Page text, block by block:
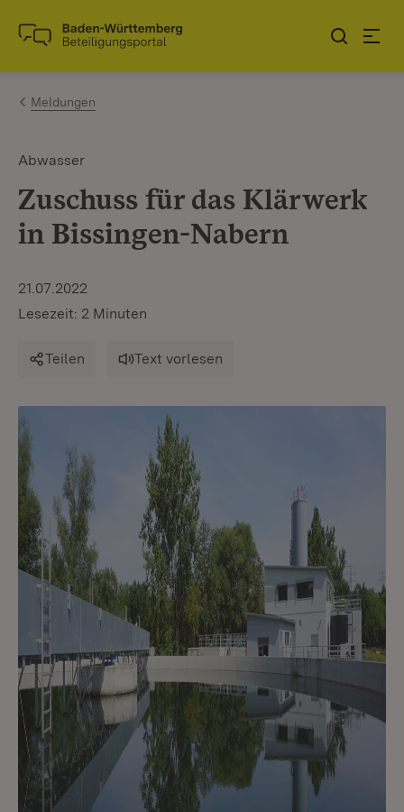
Zum Inhalt springen
Link zur Startseite
Meldungen
Abwasser
Zuschuss für das Klärwerk
in Bissingen-Nabern
21.07.2022
Lesezeit: 2 Minuten
Teilen Text vorlesen